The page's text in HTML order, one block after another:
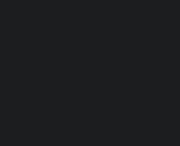
und